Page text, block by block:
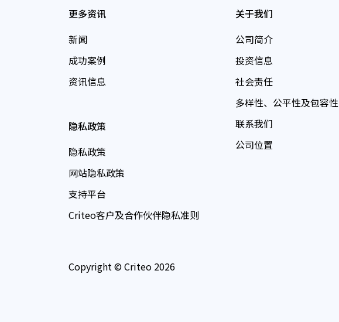
更多资讯
新闻
成功案例
资讯信息
隐私政策
隐私政策
网站隐私政策
支持平台
Criteo客户及合作伙伴隐私准则
关于我们
公司简介
投资信息
社会责任
多样性、公平性及包容性
联系我们
公司位置
Copyright © Criteo 2026